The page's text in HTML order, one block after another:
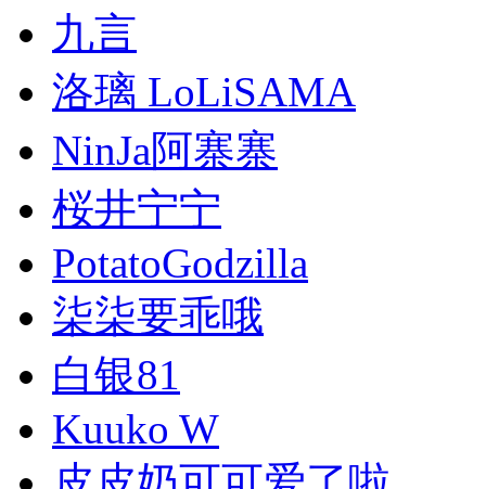
九言
洛璃 LoLiSAMA
NinJa阿寨寨
桜井宁宁
PotatoGodzilla
柒柒要乖哦
白银81
Kuuko W